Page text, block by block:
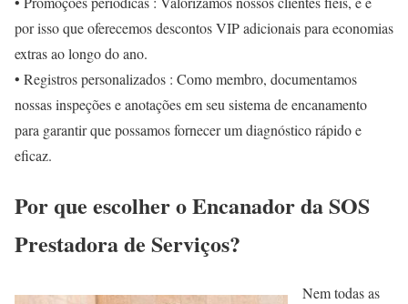
por isso que oferecemos descontos VIP adicionais para economias
extras ao longo do ano.
• Registros personalizados : Como membro, documentamos
nossas inspeções e anotações em seu sistema de encanamento
para garantir que possamos fornecer um diagnóstico rápido e
eficaz.
Por que escolher o Encanador da SOS
Prestadora de Serviços?
Nem todas as